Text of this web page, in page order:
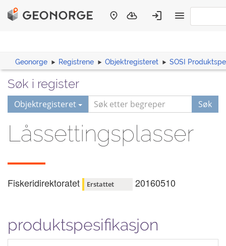
Geonorge Registrene Objektregisteret SOSI
Søk i register
Objektregisteret Søk
Låssettingsplasser
Fiskeridirektoratet Erstattet 20160510
produktspesifikasjon